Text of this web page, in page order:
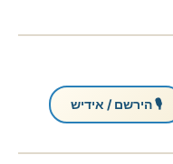
🎙 הירשם / אידיש